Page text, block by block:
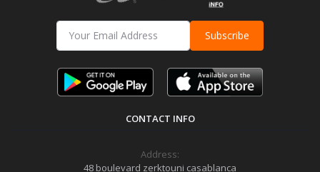
Subscribe
CONTACT INFO
Address:
48 boulevard zerktouni casablanca